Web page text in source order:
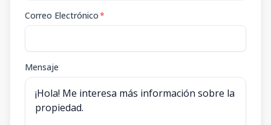
Correo Electrónico*
Mensaje